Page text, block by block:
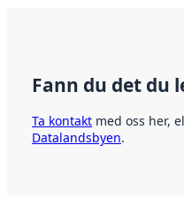
Fann du det du
Ta kontakt med oss her,
Datalandsbyen.